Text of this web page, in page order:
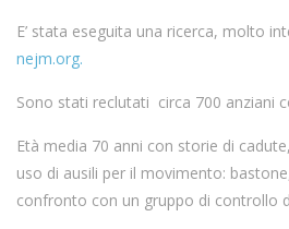
E’ stata eseguita una ricerca, molto
nejm.org.
Sono stati reclutati circa 700 anziani
Età media 70 anni con storie di
uso di ausili per il movimento:
confronto con un gruppo di controllo